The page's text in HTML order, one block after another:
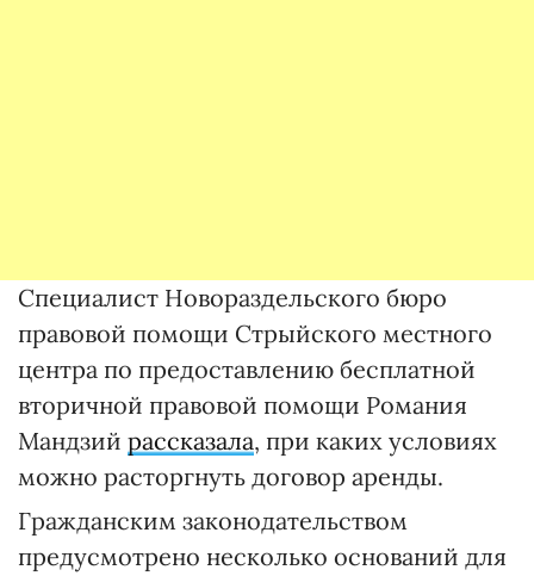
Специалист Новораздельского бюро
правовой помощи Стрыйского местного
центра по предоставлению бесплатной
вторичной правовой помощи Романия
Мандзий рассказала, при каких условиях
можно расторгнуть договор аренды.
Гражданским законодательством
предусмотрено несколько оснований для